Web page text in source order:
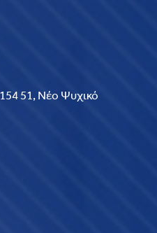
51, Νέο Ψυχικό